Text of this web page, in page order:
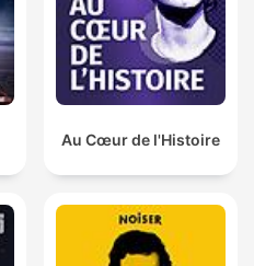
Au Cœur de l'Histoire